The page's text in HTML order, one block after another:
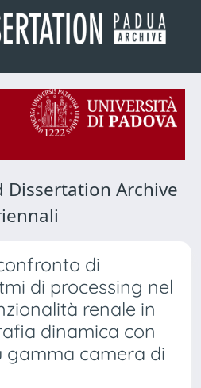
Dissertation Archive
di
di processing nel
renale in
dinamica con
gamma camera di